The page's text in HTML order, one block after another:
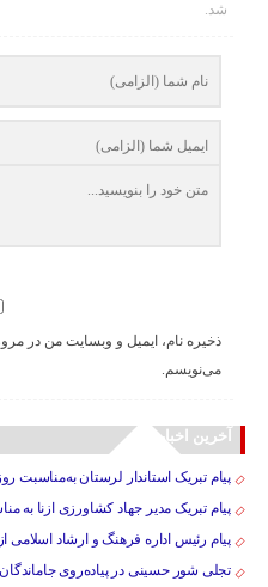
شد.
ذخیره نام، ایمیل و وبسایت من در
می‌نویسم.
آخرین اخبار
پیام تبریک استاندار لرستان به‌مناسبت
پیام تبریک مدیر جهاد کشاورزی ازنا به
پیام رئیس اداره فرهنگ و ارشاد اسلامی
تجلی شور حسینی در پیاده‌روی جاماندگان